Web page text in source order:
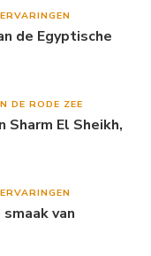
de Egyptische
DE RODE ZEE
Sharm El Sheikh,
van